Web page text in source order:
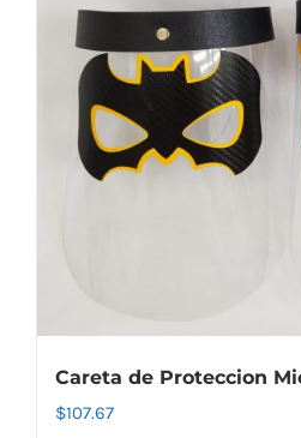
Careta de Proteccion
$107.67